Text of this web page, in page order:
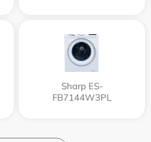
Sharp ES-
FB7144W3PL